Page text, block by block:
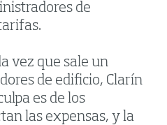
de
vez que sale un
de edificio, Clarín
es de los
las expensas, y la